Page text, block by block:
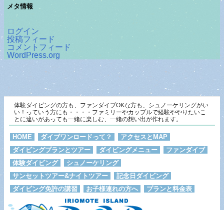
メタ情報
ログイン
投稿フィード
コメントフィード
WordPress.org
体験ダイビングの方も、ファンダイブOKな方も、シュノーケリングがい
い！っていう方にも・・・・ファミリーやカップルで経験ややりたいこ
とに違いがあっても一緒に楽しむ、一緒の想い出が作れます。
HOME ダイブワンロードって？
アクセスとMAP
ダイビングプランとツアー
ダイビングメニュー
ファンダイブ
体験ダイビング
シュノーケリング
サンセットツアー&ナイトツアー
記念日ダイビング
ダイビング免許の講習
お子様連れの方へ プランと料金表